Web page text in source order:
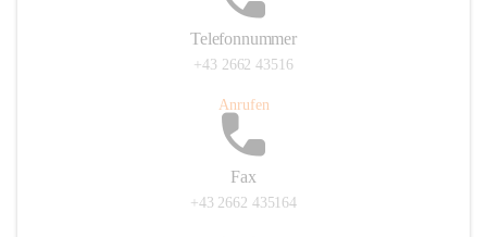
Telefonnummer
+43 2662 43516
Anrufen
Fax
+43 2662 435164